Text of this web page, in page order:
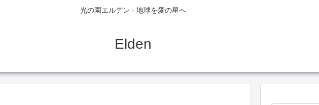
光の園エルデン - 地球を愛の星へ
Elden